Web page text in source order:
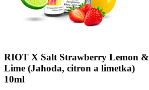
RIOT X Salt Strawberry Lemon &
Lime (Jahoda, citron a limetka)
10ml